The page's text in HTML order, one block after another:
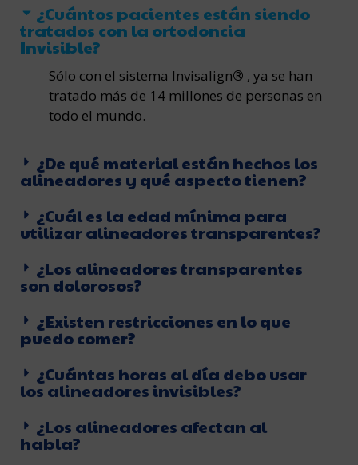
¿Cuántos pacientes están siendo
tratados con la ortodoncia
Invisible?
Sólo con el sistema Invisalign® , ya se han
tratado más de 14 millones de personas en
todo el mundo.
¿De qué material están hechos los
alineadores y qué aspecto tienen?
¿Cuál es la edad mínima para
utilizar alineadores transparentes?
¿Los alineadores transparentes
son dolorosos?
¿Existen restricciones en lo que
puedo comer?
¿Cuántas horas al día debo usar
los alineadores invisibles?
¿Los alineadores afectan al
habla?